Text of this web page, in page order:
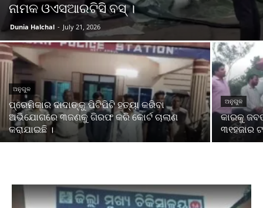
ନାମକ ଓଏସଆରଟିସି ବସ୍ ।
Dunia Halchal - July 21, 2026
ଅନୁଗୁଳ
ପ୍ରେମିକାର ଦାଦାଙ୍କୁ ପିଟିପିଟି ହତ୍ୟା କରିବା
ଅଭିଯୋଗରେ ୩ଜଣକୁ ଗିରଫ କରି କୋର୍ଟ ଚାଲାଣ
କରାଯାଇଛି ।
ଅନୁଗୁଳ
କାରକୁ
୩୧ହଜାର